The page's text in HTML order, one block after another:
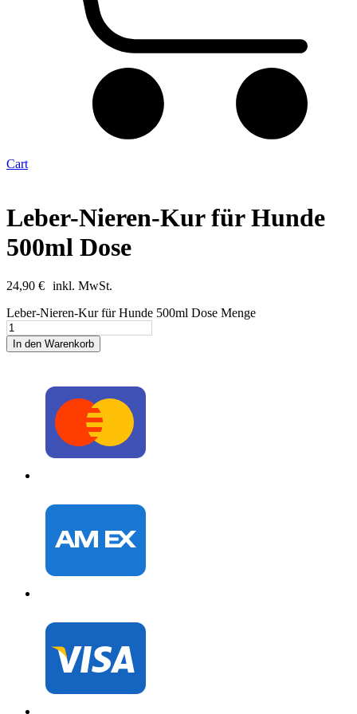
Cart
Leber-Nieren-Kur für Hunde
500ml Dose
24,90 € inkl. MwSt.
Leber-Nieren-Kur für Hunde 500ml Dose Menge
In den Warenkorb